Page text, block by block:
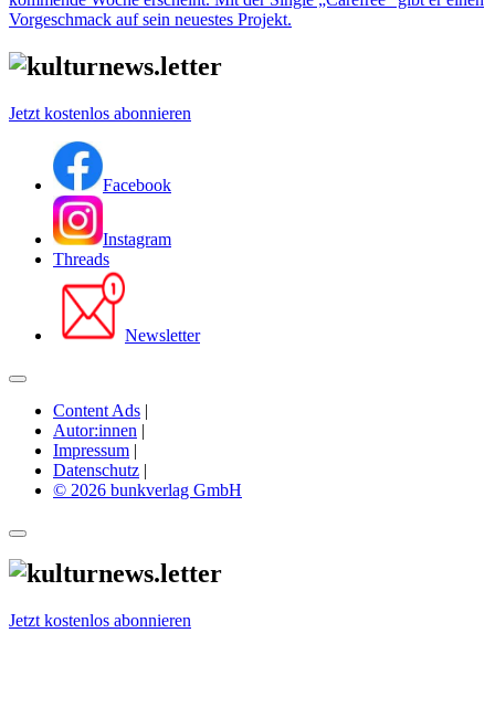
Vorgeschmack auf sein neuestes Projekt.
Jetzt kostenlos abonnieren
Facebook
Instagram
Threads
Newsletter
Content Ads |
Autor:innen |
Impressum |
Datenschutz |
© 2026 bunkverlag GmbH
Jetzt kostenlos abonnieren